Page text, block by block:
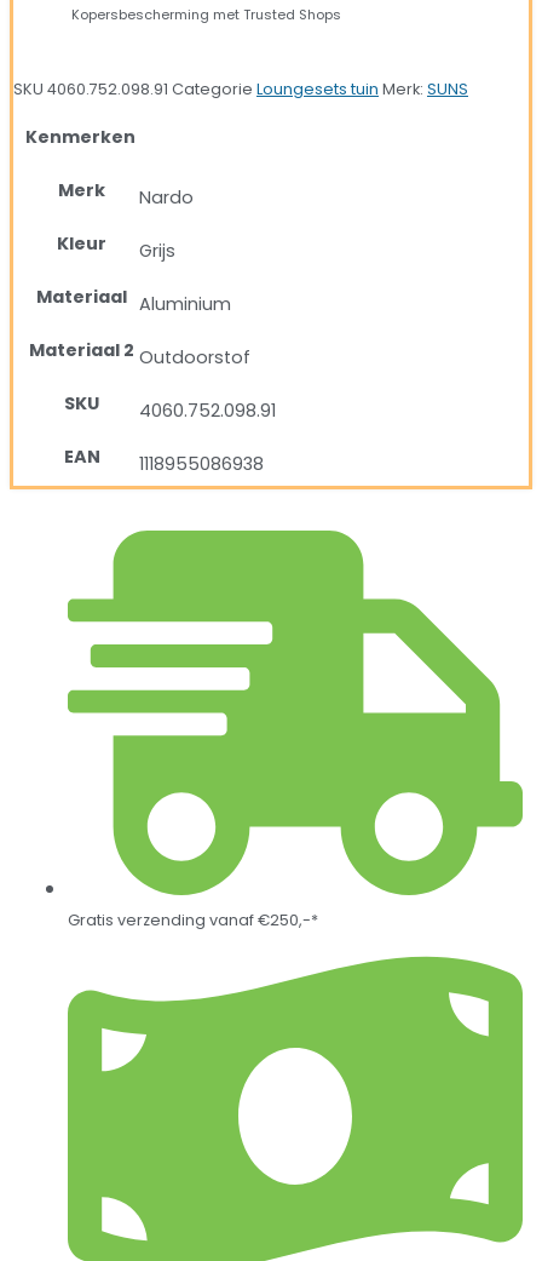
Kopersbescherming met Trusted Shops
SKU 4060.752.098.91 Categorie Loungesets tuin Merk: SUNS
Kenmerken
Merk
Nardo
Kleur
Grijs
Materiaal Aluminium
Materiaal 2 Outdoorstof
SKU
4060.752.098.91
EAN
1118955086938
Gratis verzending vanaf €250,-*